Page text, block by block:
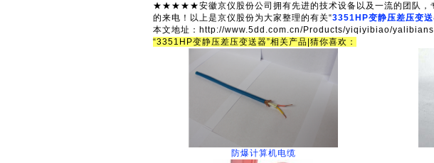
★★★★★安徽京仪股份公司拥有先进的技术设备以及一流的团队，
的来电！以上是京仪股份为大家整理的有关“3351HP变静压差压变送
本文地址：http://www.5dd.com.cn/Products/yiqiyibiao/
“3351HP变静压差压变送器”相关产品|猜你喜欢：
防爆计算机电缆